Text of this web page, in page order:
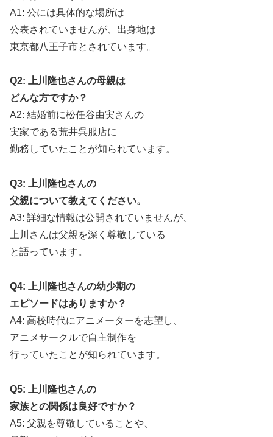
A1: 公には具体的な場所は
公表されていませんが、出身地は
東京都八王子市とされています。
Q2: 上川隆也さんの母親は
どんな方ですか？
A2: 結婚前に松任谷由実さんの
実家である荒井呉服店に
勤務していたことが知られています。
Q3: 上川隆也さんの
父親について教えてください。
A3: 詳細な情報は公開されていませんが、
上川さんは父親を深く尊敬している
と語っています。
Q4: 上川隆也さんの幼少期の
エピソードはありますか？
A4: 高校時代にアニメーターを志望し、
アニメサークルで自主制作を
行っていたことが知られています。
Q5: 上川隆也さんの
家族との関係は良好ですか？
A5: 父親を尊敬していることや、